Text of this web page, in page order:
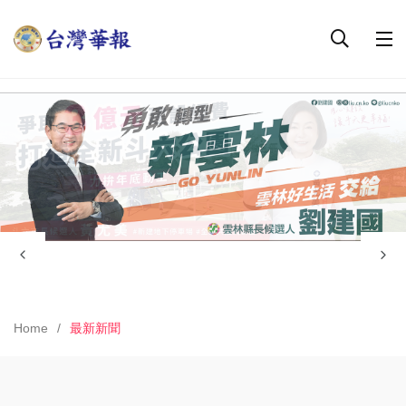
Home 最新新聞